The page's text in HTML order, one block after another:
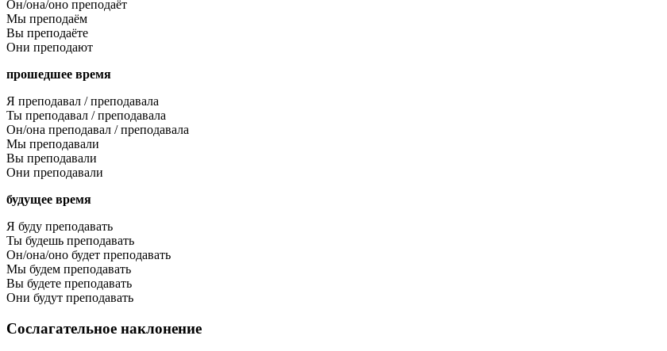
Он/она/оно преподаёт
Мы преподаём
Вы преподаёте
Они преподают
прошедшее время
Я преподавал / преподавала
Ты преподавал / преподавала
Он/она преподавал / преподавала
Мы преподавали
Вы преподавали
Они преподавали
будущее время
Я буду преподавать
Ты будешь преподавать
Он/она/оно будет преподавать
Мы будем преподавать
Вы будете преподавать
Они будут преподавать
Сослагательное наклонение